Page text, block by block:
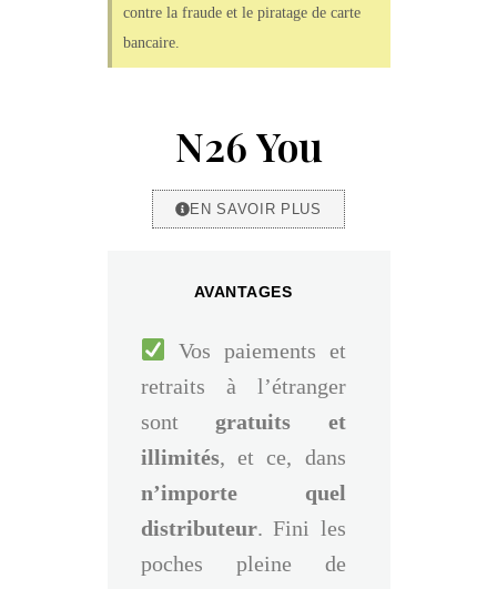
contre la fraude et le piratage de carte
bancaire.
N26 You
EN SAVOIR PLUS
AVANTAGES
Vos paiements et
retraits à l’étranger
sont gratuits et
illimités, et ce, dans
n’importe quel
distributeur. Fini les
poches pleine de